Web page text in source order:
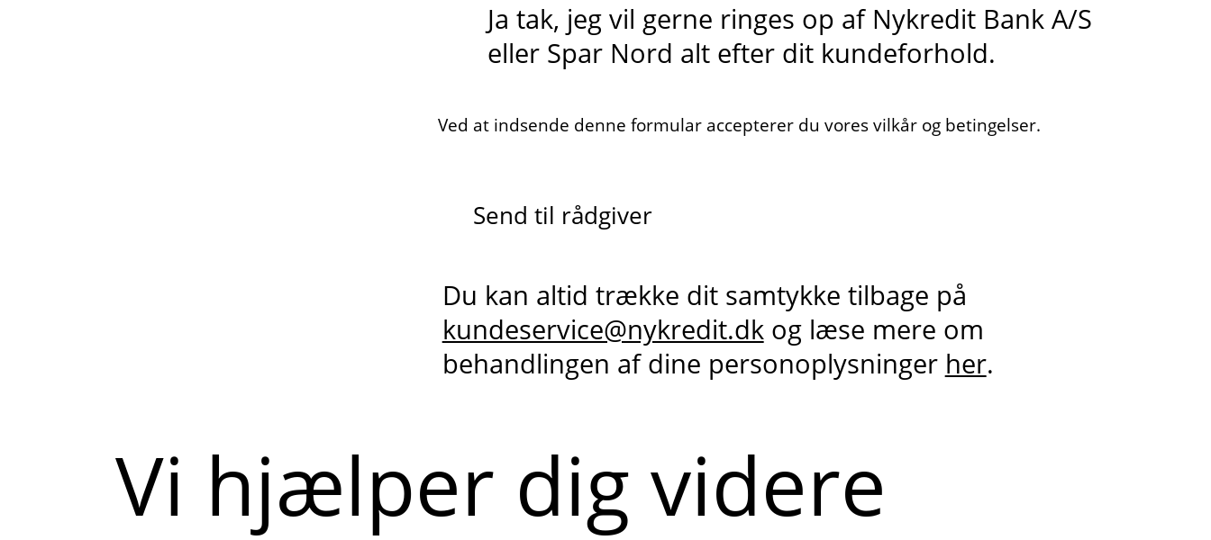
Ja tak, jeg vil gerne ringes op af Nykredit Bank A/S
eller Spar Nord alt efter dit kundeforhold.
Ved at indsende denne formular accepterer du vores vilkår og betingelser.
Send til rådgiver
Du kan altid trække dit samtykke tilbage på
kundeservice@nykredit.dkog læse mere om
behandlingen af dine personoplysninger her.
Vi hjælper dig videre